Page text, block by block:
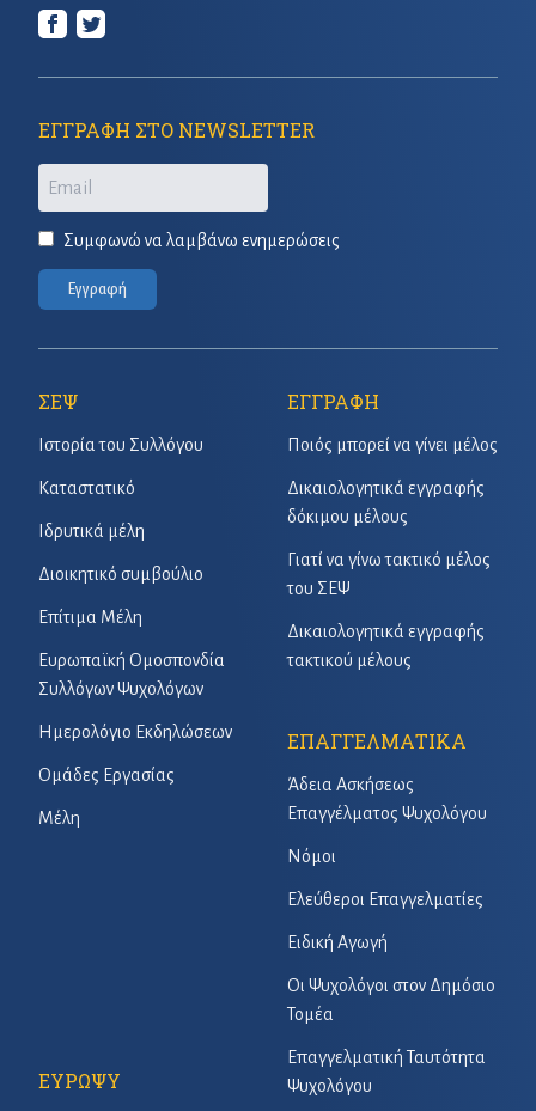
ΕΓΓΡΑΦΗ ΣΤΟ NEWSLETTER
Email
Συμφωνώ να λαμβάνω ενημερώσεις
Εγγραφή
ΣΕΨ
Ιστορία του Συλλόγου
Καταστατικό
Ιδρυτικά μέλη
Διοικητικό συμβούλιο
Επίτιμα Μέλη
Ευρωπαϊκή Ομοσπονδία
Συλλόγων Ψυχολόγων
Ημερολόγιο Εκδηλώσεων
Ομάδες Εργασίας
Μέλη
ΕΓΓΡΑΦΗ
Ποιός μπορεί να γίνει μέλος
Δικαιολογητικά εγγραφής
δόκιμου μέλους
Γιατί να γίνω τακτικό μέλος
του ΣΕΨ
Δικαιολογητικά εγγραφής
τακτικού μέλους
ΕΠΑΓΓΕΛΜΑΤΙΚΑ
Άδεια Ασκήσεως
Επαγγέλματος Ψυχολόγου
Νόμοι
Ελεύθεροι Επαγγελματίες
Ειδική Αγωγή
Οι Ψυχολόγοι στον Δημόσιο
Τομέα
Επαγγελματική Ταυτότητα
Ψυχολόγου
ΕΥΡΩΨΥ